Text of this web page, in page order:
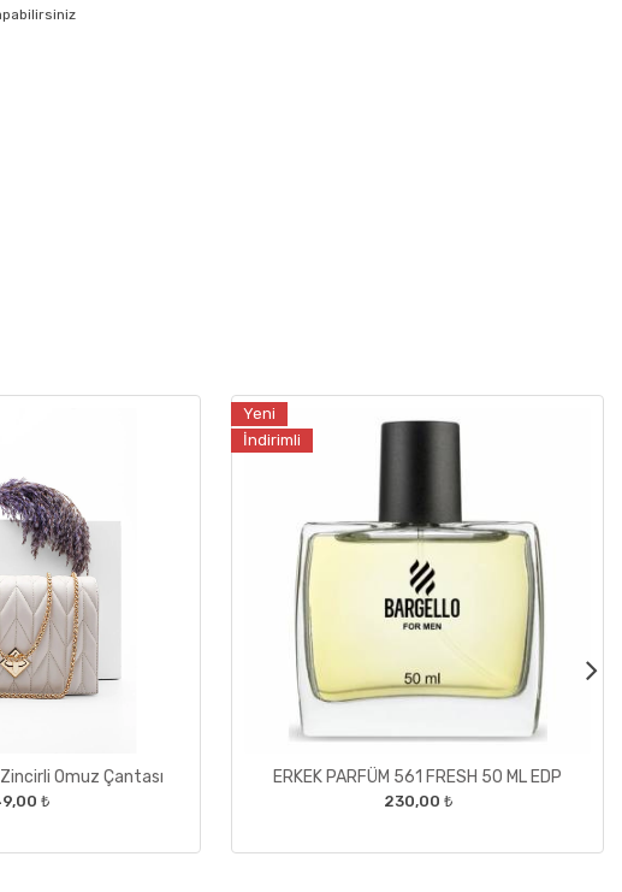
Omuz Çantası
₺
ERKEK PARFÜM 561 FRESH 50 ML EDP
230,00 ₺
Yeni
İndirimli